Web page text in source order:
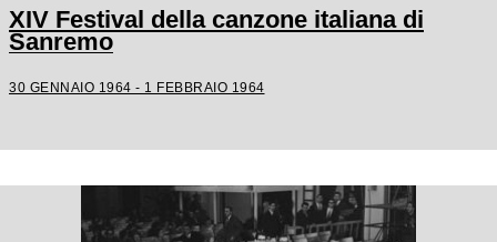
XIV Festival della canzone italiana di
Sanremo
30 GENNAIO 1964 - 1 FEBBRAIO 1964